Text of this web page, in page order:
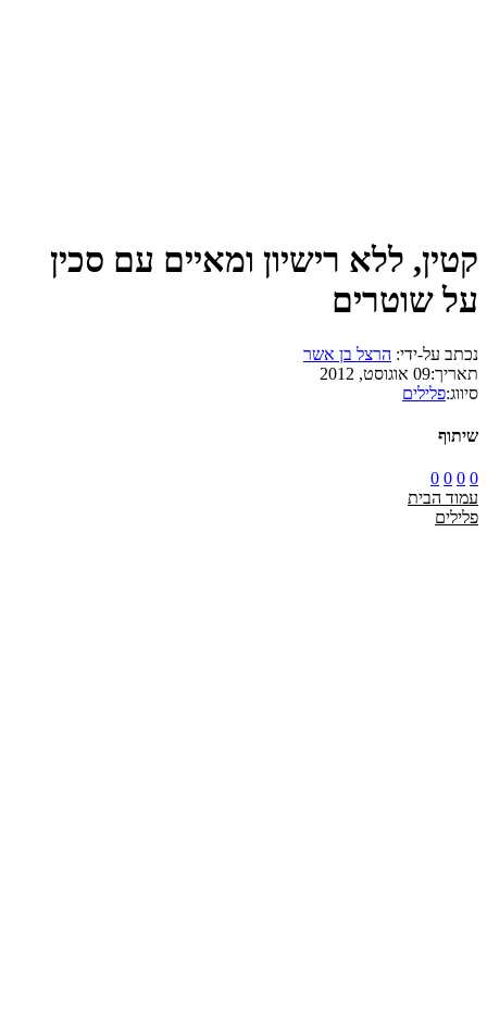
קטין, ללא רישיון ומאיים עם סכין
על שוטרים
נכתב על-ידי: הרצל בן אשר
תאריך:09 אוגוסט, 2012
סיווג:פלילים
שיתוף
0
0
0
0
עמוד הבית
פלילים